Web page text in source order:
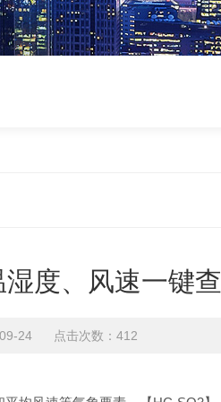
度、风速一键查
09-24 点击次数：412